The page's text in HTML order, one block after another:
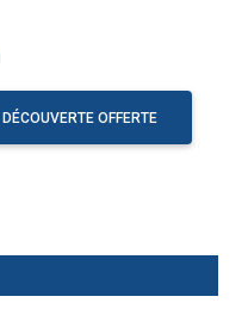
enquestionnement